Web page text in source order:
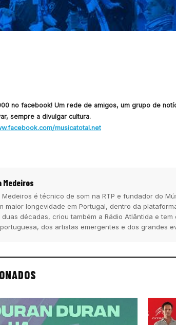
no facebook! Um rede de amigos, um grupo de
sempre a divulgar cultura.
musicatotal.net
Medeiros
Medeiros é técnico de som na RTP e fundador do
maior longevidade em Portugal, dentro da
duas décadas, criou também a Rádio Atlântida e
dos artistas emergentes e dos grandes